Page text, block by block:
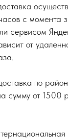
с момента
сервисом
от
по
сумму от 1500